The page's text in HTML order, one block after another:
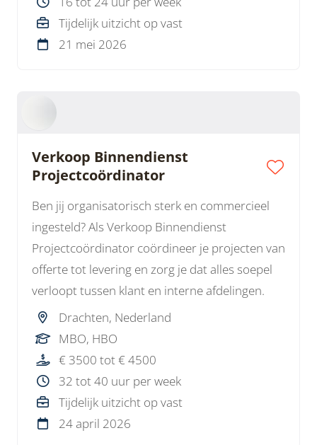
Tijdelijk uitzicht op vast
21 mei 2026
Verkoop Binnendienst
Projectcoördinator
Ben jij organisatorisch sterk en commercieel
ingesteld? Als Verkoop Binnendienst
Projectcoördinator coördineer je projecten van
offerte tot levering en zorg je dat alles soepel
verloopt tussen klant en interne afdelingen.
Drachten, Nederland
MBO, HBO
€ 3500 tot € 4500
32 tot 40 uur per week
Tijdelijk uitzicht op vast
24 april 2026